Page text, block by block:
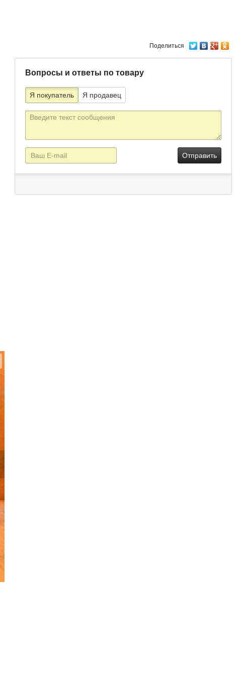
Поделиться
Вопросы и ответы по товару
Я покупатель Я продавец
Текст
E-
mail